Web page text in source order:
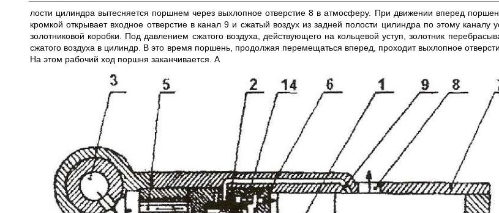
лости цилиндра вытесняется поршнем через выхлопное отверстие 8 в атмосферу. При движении вперед
кромкой открывает входное отверстие в канал 9 и сжатый воздух из задней полости цилиндра по этому ка­налу
золотниковой короб­ки. Под давлением сжатого воздуха, действующего на кольцевой уступ, золотник
сжатого воздуха в цилиндр. В это время поршень, продолжая пе­ремещаться вперед, проходит выхлопное
На этом рабочий ход поршня заканчи­вается. А